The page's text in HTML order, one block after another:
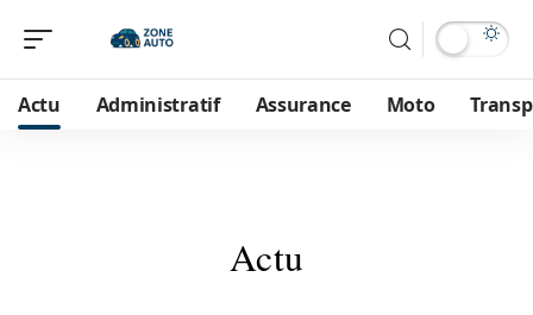
Actu Administratif Assurance Moto
Actu